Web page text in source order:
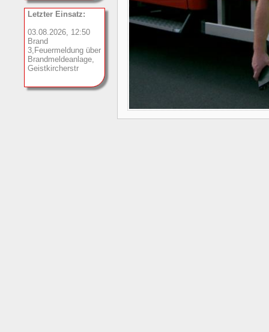
Letzter Einsatz:
03.08.2026, 12:50
Brand
3,Feuermeldung über
Brandmeldeanlage,
Geistkircherstr